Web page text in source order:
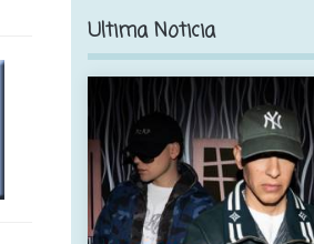
Ultima Noticia